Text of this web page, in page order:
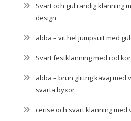
Svart och gul randig klänning
design
abba – vit hel jumpsuit med
Svart festklänning med röd
abba – brun glittrig kavaj med
svarta byxor
cerise och svart klänning med